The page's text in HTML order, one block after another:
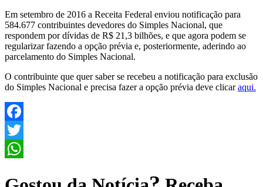
Em setembro de 2016 a Receita Federal enviou notificação para
584.677 contribuintes devedores do Simples Nacional, que
respondem por dívidas de R$ 21,3 bilhões, e que agora podem se
regularizar fazendo a opção prévia e, posteriormente, aderindo ao
parcelamento do Simples Nacional.
O contribuinte que quer saber se recebeu a notificação para exclusão
do Simples Nacional e precisa fazer a opção prévia deve clicaraqui.
Facebook
Twitter